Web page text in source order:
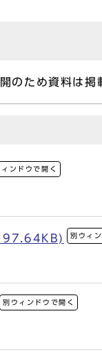
のため資料は掲
ンドウで開く
97.64KB) 別ウィ
別ウィンドウで開く